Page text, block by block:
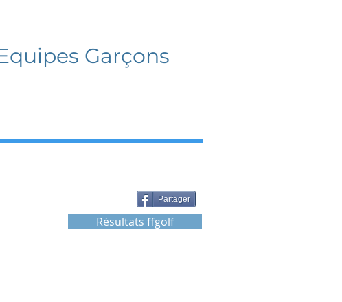
Garçons
Partager
Résultats ffgolf